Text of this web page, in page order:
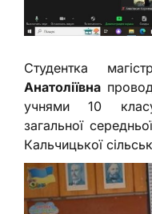
Студентка
Анатоліївна
учнями 10
загальної
Кальчицької